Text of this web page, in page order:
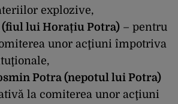
explozive,
lui Horațiu Potra) – pentru
unor acţiuni împotriva
Potra (nepotul lui Potra)
la comiterea unor acţiuni